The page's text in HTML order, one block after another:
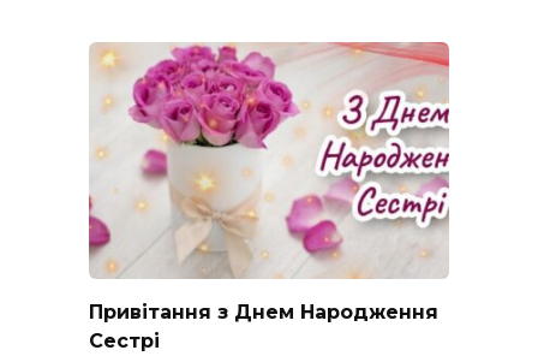
Привітання з Днем Народження
Сестрі